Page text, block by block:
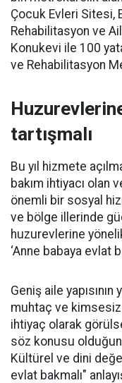
Çocuk Evleri Sitesi,
Rehabilitasyon ve
Konukevi ile 100
ve Rehabilitasyon
tartışmalı
Bu yıl hizmete
bakım ihtiyacı olan
önemli bir sosyal
ve bölge illerinde
huzurevlerine
‘Anne babaya evlat
Geniş aile
muhtaç ve
ihtiyaç olarak
söz konusu
Kültürel ve dini
evlat bakmalı"